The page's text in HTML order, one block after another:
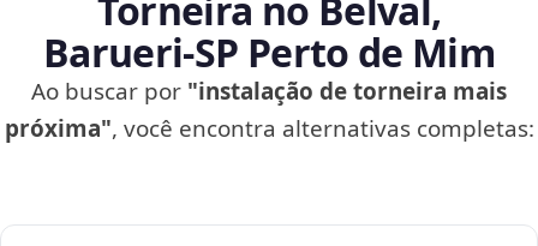
Torneira no Belval,
Barueri‑SP Perto de Mim
Ao buscar por "instalação de torneira mais
próxima", você encontra alternativas completas: